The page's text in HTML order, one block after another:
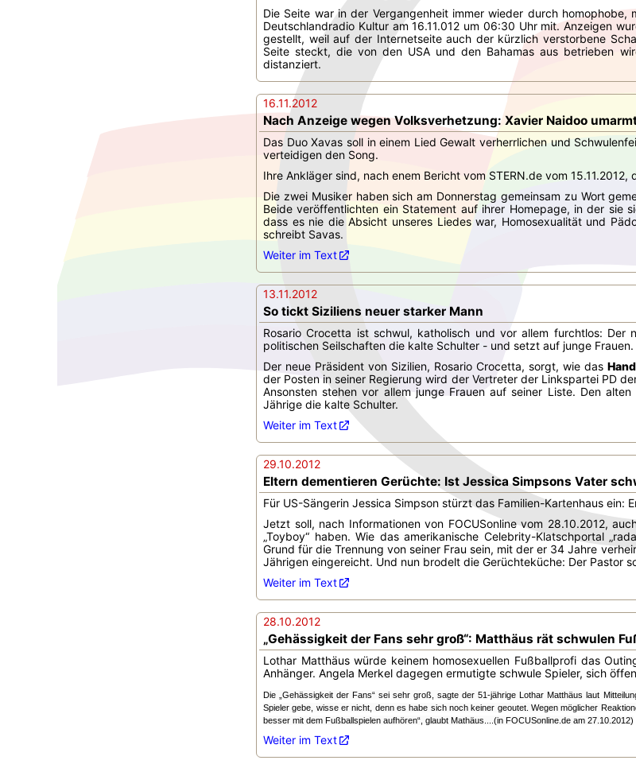
Die Seite war in der Vergangenheit immer wieder durch
Deutschlandradio Kultur am 16.11.012 um 06:30 Uhr mit. Anzeigen
gestellt, weil auf der Internetseite auch der kürzlich verstorbene
Seite steckt, die von den USA und den Bahamas aus betrieben
distanziert.
16.11.2012
Nach Anzeige wegen Volksverhetzung: Xavier Naidoo
Das Duo Xavas soll in einem Lied Gewalt verherrlichen und
verteidigen den Song.
Ihre Ankläger sind, nach enem Bericht vom STERN.de vom
Die zwei Musiker haben sich am Donnerstag gemeinsam zu Wort
Beide veröffentlichten ein Statement auf ihrer Homepage, in der sie
dass es nie die Absicht unseres Liedes war, Homosexualität und
schreibt Savas.
Weiter im Text
13.11.2012
So tickt Siziliens neuer starker Mann
Rosario Crocetta ist schwul, katholisch und vor allem furchtlos:
politischen Seilschaften die kalte Schulter - und setzt auf junge Frauen.
Der neue Präsident von Sizilien, Rosario Crocetta, sorgt, wie das
der Posten in seiner Regierung wird der Vertreter der Linkspartei PD
Ansonsten stehen vor allem junge Frauen auf seiner Liste. Den
Jährige die kalte Schulter.
Weiter im Text
29.10.2012
Eltern dementieren Gerüchte: Ist Jessica Simpsons Vater
Für US-Sängerin Jessica Simpson stürzt das Familien-Kartenhaus ein:
Jetzt soll, nach Informationen von FOCUSonline vom 28.10.2012,
„Toyboy“ haben. Wie das amerikanische Celebrity-Klatschportal
Grund für die Trennung von seiner Frau sein, mit der er 34 Jahre
Jährigen eingereicht. Und nun brodelt die Gerüchteküche: Der Pastor
Weiter im Text
28.10.2012
„Gehässigkeit der Fans sehr groß“: Matthäus rät schwulen
Lothar Matthäus würde keinem homosexuellen Fußballprofi das
Anhänger. Angela Merkel dagegen ermutigte schwule Spieler, sich
Die „Gehässigkeit der Fans“ sei sehr groß, sagte der 51-jährige Lothar Matthäus laut
Spieler gebe, wisse er nicht, denn es habe sich noch keiner geoutet. Wegen möglicher
besser mit dem Fußballspielen aufhören“, glaubt Mathäus.
...(in FOCUSonline.de am 27.10.2012)
Weiter im Text